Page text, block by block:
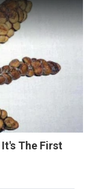
The First